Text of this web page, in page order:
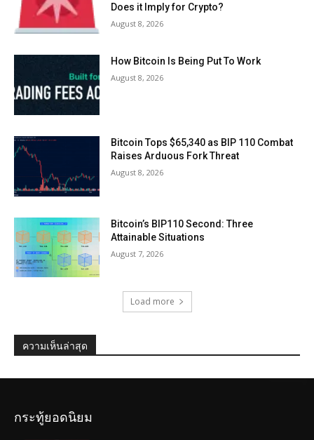
Does it Imply for Crypto?
August 8, 2026
How Bitcoin Is Being Put To Work
August 8, 2026
Bitcoin Tops $65,340 as BIP 110 Combat
Raises Arduous Fork Threat
August 8, 2026
Bitcoin’s BIP110 Second: Three
Attainable Situations
August 7, 2026
Load more
ความเห็นล่าสุด
กระทู้ยอดนิยม